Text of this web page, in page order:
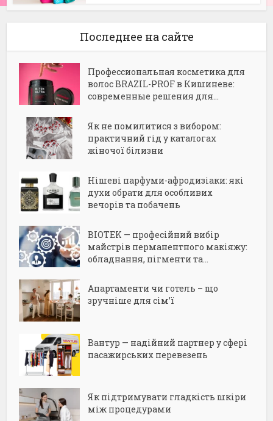
Последнее на сайте
Профессиональная косметика для
волос BRAZIL-PROF в Кишиневе:
современные решения для...
Як не помилитися з вибором:
практичний гід у каталогах
жіночої білизни
Нішеві парфуми-афродизіаки: які
духи обрати для особливих
вечорів та побачень
BIOTEK — професійний вибір
майстрів перманентного макіяжу:
обладнання, пігменти та...
Апартаменти чи готель – що
зручніше для сім’ї
Вантур — надійний партнер у сфері
пасажирських перевезень
Як підтримувати гладкість шкіри
між процедурами